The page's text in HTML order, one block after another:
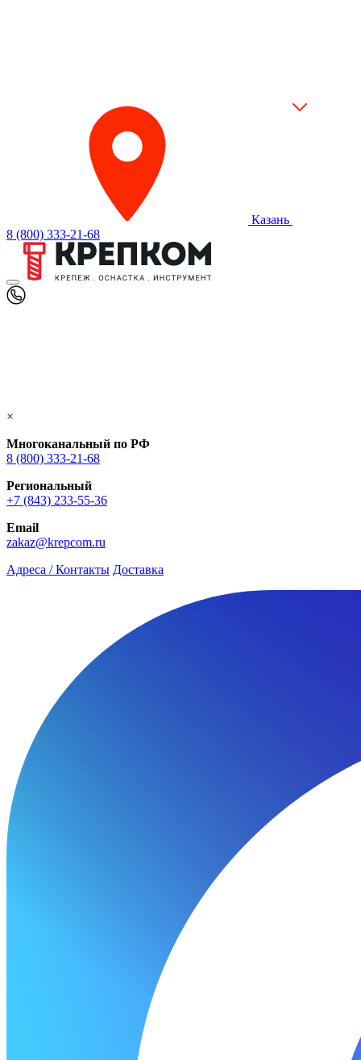
Казань
8 (800) 333-21-68
×
Многоканальный по РФ
8 (800) 333‑21-68
Региональный
+7 (843) 233-55-36
Email
zakaz@krepcom.ru
Адреса / Контакты Доставка